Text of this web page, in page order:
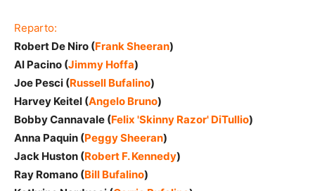
Reparto:
Robert De Niro (Frank Sheeran)
Al Pacino (Jimmy Hoffa)
Joe Pesci (Russell Bufalino)
Harvey Keitel (Angelo Bruno)
Bobby Cannavale (Felix 'Skinny Razor' DiTullio)
Anna Paquin (Peggy Sheeran)
Jack Huston (Robert F. Kennedy)
Ray Romano (Bill Bufalino)